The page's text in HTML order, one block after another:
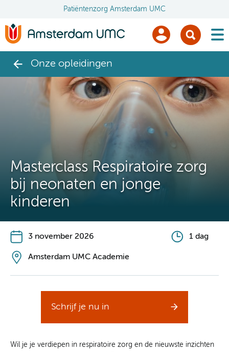
Patiëntenzorg Amsterdam UMC
Onze opleidingen
Masterclass Respiratoire zorg
bij neonaten en jonge
kinderen
3 november 2026 1 dag
Amsterdam UMC Academie
Schrijf je nu in
Wil je je verdiepen in respiratoire zorg en de nieuwste inzichten